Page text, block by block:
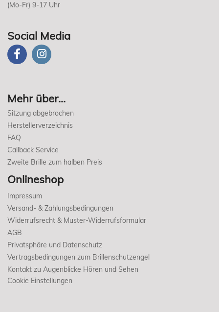
(Mo-Fr) 9-17 Uhr
Social Media
Mehr über...
Sitzung abgebrochen
Herstellerverzeichnis
FAQ
Callback Service
Zweite Brille zum halben Preis
Onlineshop
Impressum
Versand- & Zahlungsbedingungen
Widerrufsrecht & Muster-Widerrufsformular
AGB
Privatsphäre und Datenschutz
Vertragsbedingungen zum Brillenschutzengel
Kontakt zu Augenblicke Hören und Sehen
Cookie Einstellungen